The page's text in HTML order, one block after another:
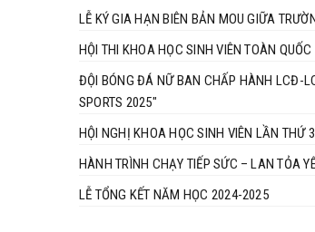
LỄ KÝ GIA HẠN BIÊN BẢN MOU GIỮA
HỘI THI KHOA HỌC SINH VIÊN TOÀN
ĐỘI BÓNG ĐÁ NỮ BAN CHẤP HÀNH LCĐ-
SPORTS 2025"
HỘI NGHỊ KHOA HỌC SINH VIÊN LẦN THỨ
HÀNH TRÌNH CHẠY TIẾP SỨC – LAN TỎA
LỄ TỔNG KẾT NĂM HỌC 2024-2025